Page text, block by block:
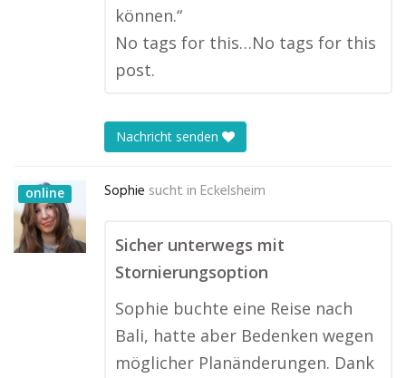
können.“
No tags for this…No tags for this
post.
Nachricht senden
online Sophie sucht in Eckelsheim
Sicher unterwegs mit
Stornierungsoption
Sophie buchte eine Reise nach
Bali, hatte aber Bedenken wegen
möglicher Planänderungen. Dank